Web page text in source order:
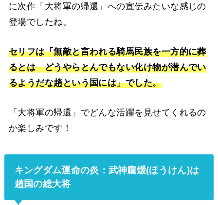
に次作「大将軍の帰還」への宣伝みたいな感じの
登場でしたね。
セリフは「無敵と言われる騎馬民族を一方的に葬
るとは どうやらとんでもない化け物が潜んでい
るようだな趙という国には」でした。
「大将軍の帰還」でどんな活躍を見せてくれるの
か楽しみです！
キングダム運命の炎：武神龐煖(ほうけん)は
趙国の総大将